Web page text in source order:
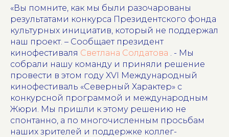
«Вы помните, как мы были разочарованы
результатами конкурса Президентского фонда
культурных инициатив, который не поддержал
наш проект. – Сообщает президент
кинофестиваля Светлана Солдатова . - Мы
собрали нашу команду и приняли решение
провести в этом году XVI Международный
кинофестиваль «Северный Характер» с
конкурсной программой и международным
Жюри. Мы пришли к этому решению не
спонтанно, а по многочисленным просьбам
наших зрителей и поддержке коллег-